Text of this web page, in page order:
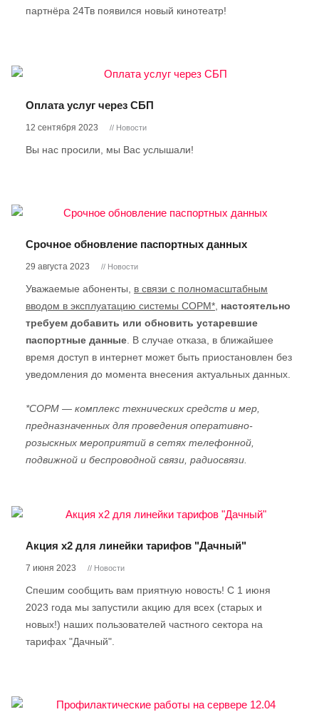
партнёра 24Тв появился новый кинотеатр!
Оплата услуг через СБП
12 сентября 2023 // Новости
Вы нас просили, мы Вас услышали!
Срочное обновление паспортных данных
29 августа 2023 // Новости
Уважаемые абоненты, в связи с полномасштабным
вводом в эксплуатацию системы СОРМ* настоятельно
требуем добавить или обновить устаревшие
паспортные данные . В случае отказа, в ближайшее
время доступ в интернет может быть приостановлен без
уведомления до момента внесения актуальных данных.
*СОРМ — комплекс технических средств и мер,
предназначенных для проведения оперативно-
розыскных мероприятий в сетях телефонной,
подвижной и беспроводной связи, радиосвязи.
Акция х2 для линейки тарифов "Дачный"
7 июня 2023 // Новости
Спешим сообщить вам приятную новость! С 1 июня
2023 года мы запустили акцию для всех (старых и
новых!) наших пользователей частного сектора на
тарифах "Дачный".